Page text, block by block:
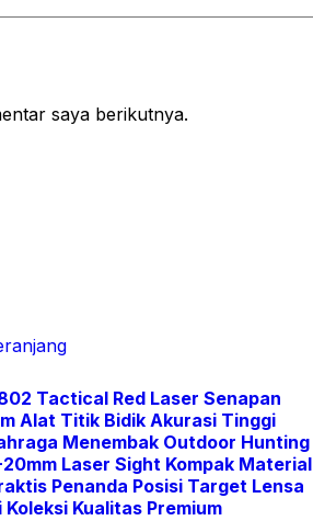
saya berikutnya.
Tactical Red Laser Senapan
Alat Titik Bidik Akurasi Tinggi
Menembak Outdoor Hunting
20mm Laser Sight Kompak Material
Penanda Posisi Target Lensa
Koleksi Kualitas Premium